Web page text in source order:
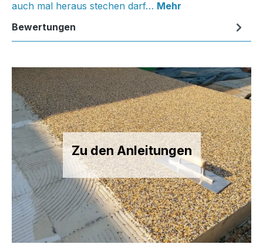
auch mal heraus stechen darf… Mehr
Bewertungen
Zu den Anleitungen